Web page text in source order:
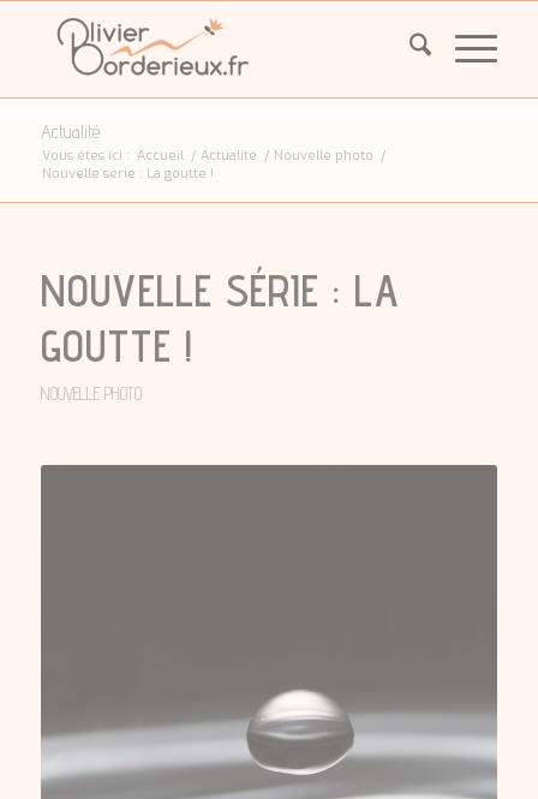
Actualité
Vous êtes ici : Accueil / Actualité / Nouvelle photo /
Nouvelle série : La goutte !
NOUVELLE SÉRIE : LA
GOUTTE !
NOUVELLE PHOTO